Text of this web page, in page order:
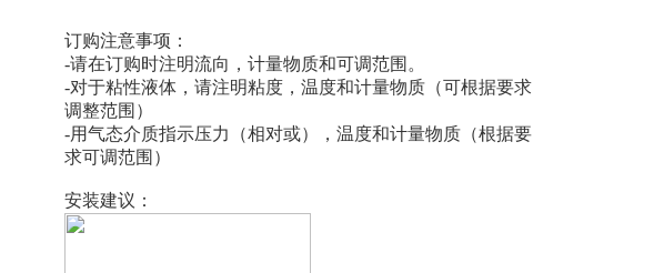
订购注意事项：
-请在订购时注明流向，计量物质和可调范围。
-对于粘性液体，请注明粘度，温度和计量物质（可根据要求
调整范围）
-用气态介质指示压力（相对或），温度和计量物质（根据要
求可调范围）
安装建议：